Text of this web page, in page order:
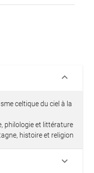
keyboard_arrow_down
celtique du ciel à la
philologie et littérature
histoire et religion
keyboard_arrow_down